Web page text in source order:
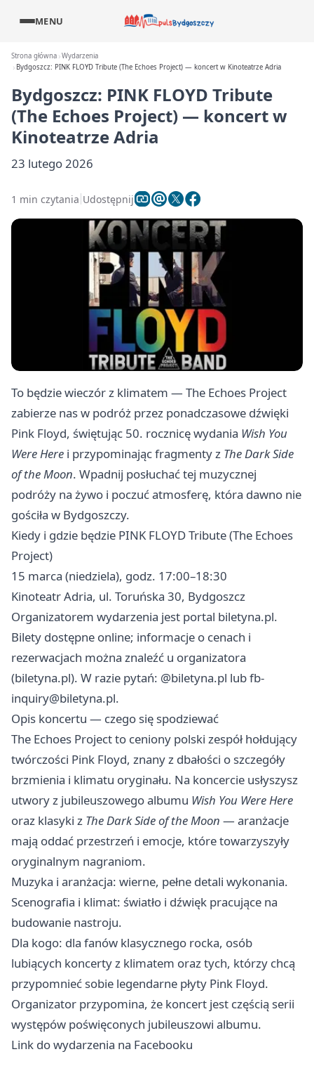
MENU
Strona główna Wydarzenia
Bydgoszcz: PINK FLOYD Tribute (The Echoes Project) — koncert w Kinoteatrze Adria
Bydgoszcz: PINK FLOYD Tribute
(The Echoes Project) — koncert w
Kinoteatrze Adria
23 lutego 2026
1 min czytania Udostępnij
To będzie wieczór z klimatem — The Echoes Project
zabierze nas w podróż przez ponadczasowe dźwięki
Pink Floyd, świętując 50. rocznicę wydania Wish You
Were Here i przypominając fragmenty z The Dark Side
of the Moon. Wpadnij posłuchać tej muzycznej
podróży na żywo i poczuć atmosferę, która dawno nie
gościła w Bydgoszczy.
Kiedy i gdzie będzie PINK FLOYD Tribute (The Echoes
Project)
15 marca (niedziela), godz. 17:00–18:30
Kinoteatr Adria, ul. Toruńska 30, Bydgoszcz
Organizatorem wydarzenia jest portal biletyna.pl.
Bilety dostępne online; informacje o cenach i
rezerwacjach można znaleźć u organizatora
(biletyna.pl). W razie pytań: @biletyna.pl lubfb-
inquiry@biletyna.pl.
Opis koncertu — czego się spodziewać
The Echoes Project to ceniony polski zespół hołdujący
twórczości Pink Floyd, znany z dbałości o szczegóły
brzmienia i klimatu oryginału. Na koncercie usłyszysz
utwory z jubileuszowego albumu Wish You Were Here
oraz klasyki z The Dark Side of the Moon — aranżacje
mają oddać przestrzeń i emocje, które towarzyszyły
oryginalnym nagraniom.
Muzyka i aranżacja: wierne, pełne detali wykonania.
Scenografia i klimat: światło i dźwięk pracujące na
budowanie nastroju.
Dla kogo: dla fanów klasycznego rocka, osób
lubiących koncerty z klimatem oraz tych, którzy chcą
przypomnieć sobie legendarne płyty Pink Floyd.
Organizator przypomina, że koncert jest częścią serii
występów poświęconych jubileuszowi albumu.
Link do wydarzenia na Facebooku